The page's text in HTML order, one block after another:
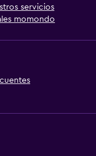
servicios
momondo